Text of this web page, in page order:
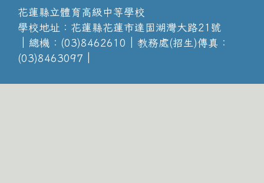
花蓮縣立體育高級中等學校
學校地址：花蓮縣花蓮市達固湖灣大路21號
│總機：(03)8462610│教務處(招生)傳真：
(03)8463097│